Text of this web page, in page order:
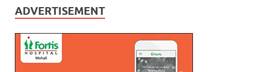
ADVERTISEMENT